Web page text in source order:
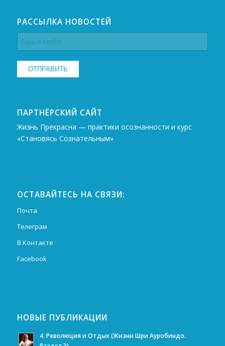
РАССЫЛКА НОВОСТЕЙ
ПАРТНЁРСКИЙ САЙТ
Жизнь Прекрасна — практики осознанности и курс
«Становясь Сознательным»
ОСТАВАЙТЕСЬ НА СВЯЗИ:
Почта
Телеграм
В Контакте
Facebook
НОВЫЕ ПУБЛИКАЦИИ
4. Революция и Отдых (Жизни Шри Ауробиндо.